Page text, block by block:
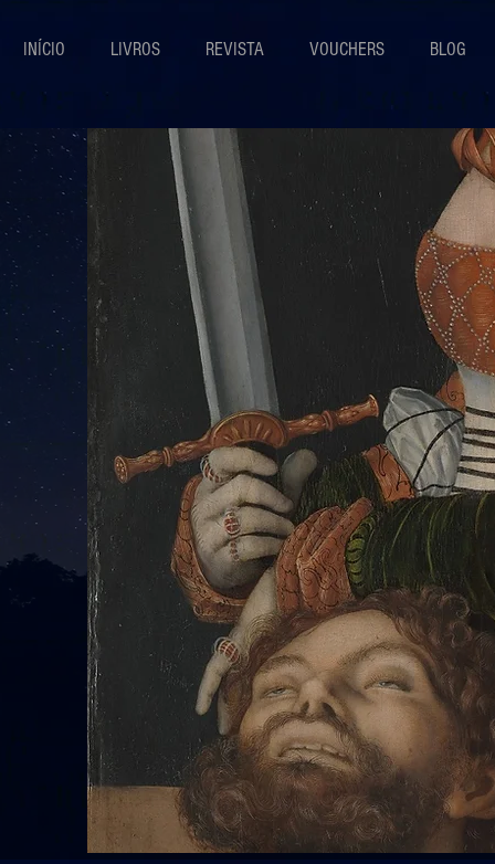
INÍCIO LIVROS REVISTA VOUCHERS BLOG